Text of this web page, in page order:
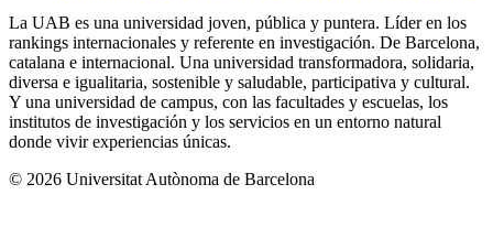
La UAB es una universidad joven, pública y puntera. Líder en los
rankings internacionales y referente en investigación. De Barcelona,
catalana e internacional. Una universidad transformadora, solidaria,
diversa e igualitaria, sostenible y saludable, participativa y cultural.
Y una universidad de campus, con las facultades y escuelas, los
institutos de investigación y los servicios en un entorno natural
donde vivir experiencias únicas.
© 2026 Universitat Autònoma de Barcelona